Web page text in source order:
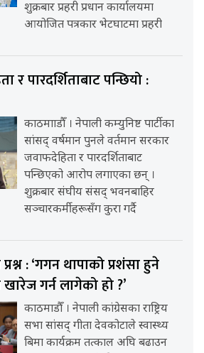
शुक्रबार प्रहरी प्रधान कार्यालयमा
आयोजित पत्रकार भेटघाटमा प्रहरी
र पारदर्शिताबाट पन्छियो :
काठमााडौँ । नेपाली कम्युनिष्ट पार्टीका
सांसद् वर्षमान पुनले वर्तमान सरकार
जवाफदेहिता र पारदर्शिताबाट
पन्छिएको आरोप लगाएका छन् ।
शुक्रबार संघीय संसद् भवनबाहिर
सञ्चारकर्मीहरूसँग कुरा गर्दै
: ‘गगन थापाको प्रशंसा हुने
गर्न लागेको हो ?’
काठमाडौँ । नेपाली कांग्रेसका राष्ट्रिय
सभा सांसद् गीता देवकोटाले स्वास्थ्य
बिमा कार्यक्रम तत्काल अघि बढाउन